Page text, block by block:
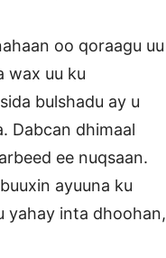
oo qoraagu uu
wax uu ku
bulshadu ay u
Dabcan dhimaal
ee nuqsaan.
ayuuna ku
yahay inta dhoohan,